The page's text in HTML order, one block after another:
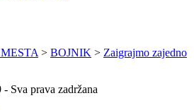
> BOJNIK > Zaigrajmo zajedno
Sva prava zadržana